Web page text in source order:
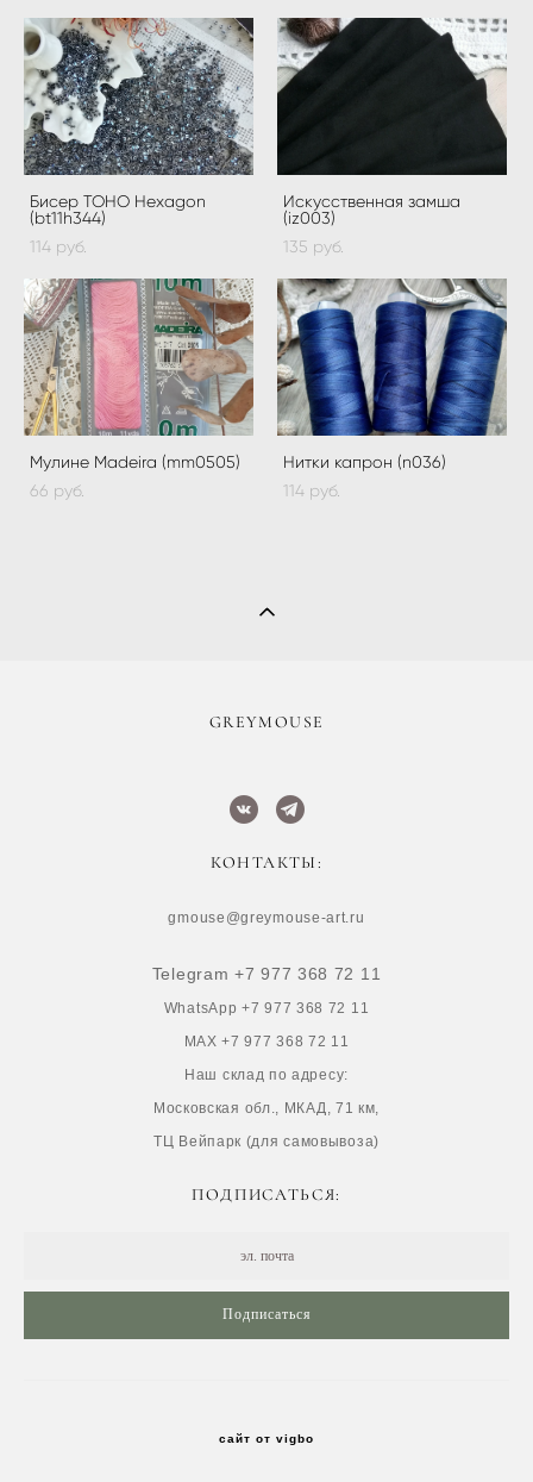
Бисер TOHO Hexagon
(bt11h344)
114 pуб.
Искусственная замша
(iz003)
135 pуб.
Мулине Madeira (mm0505)
66 pуб.
Нитки капрон (n036)
114 pуб.
​GREYMOUSE
КОНТАКТЫ:
gmouse@greymouse-art.ru
Telegram +7 977 368 72 11
WhatsApp +7 977 368 72 11
MAX +7 977 368 72 11
Наш склад по адресу:
Московская обл., МКАД, 71 км,
ТЦ Вейпарк (для самовывоза)
ПОДПИСАТЬСЯ:
Подписаться
сайт от vigbo